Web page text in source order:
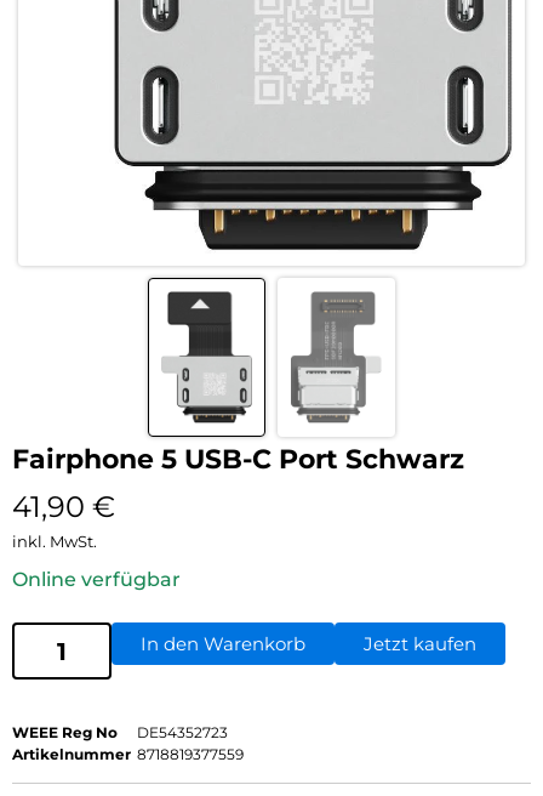
Fairphone 5 USB-C Port Schwarz
41,90 €
inkl. MwSt.
Online verfügbar
In den Warenkorb Jetzt kaufen
WEEE Reg No
DE54352723
Artikelnummer 8718819377559